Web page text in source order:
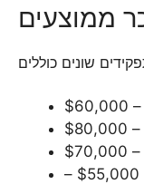
ממוצעים
: $55,000 –